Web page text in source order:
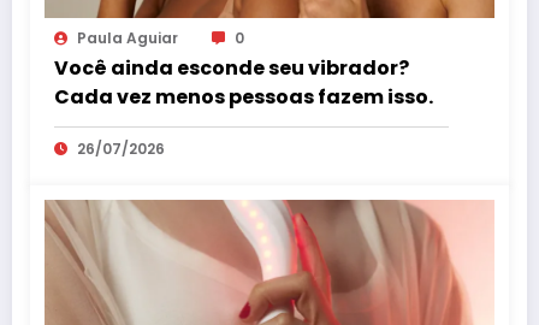
Paula Aguiar 0
Você ainda esconde seu vibrador?
Cada vez menos pessoas fazem isso.
26/07/2026